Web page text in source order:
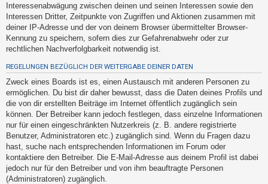
A
k
t
i
v
e
T
h
e
m
e
n
Interessenabwägung zwischen deinen und seinen Interessen sowie den
Interessen Dritter, Zeitpunkte von Zugriffen und Aktionen zusammen mit
deiner IP-Adresse und der von deinem Browser übermittelter Browser-
Kennung zu speichern, sofern dies zur Gefahrenabwehr oder zur
rechtlichen Nachverfolgbarkeit notwendig ist.
REGELUNGEN BEZÜGLICH DER WEITERGABE DEINER DATEN
Zweck eines Boards ist es, einen Austausch mit anderen Personen zu
ermöglichen. Du bist dir daher bewusst, dass die Daten deines Profils und
die von dir erstellten Beiträge im Internet öffentlich zugänglich sein
können. Der Betreiber kann jedoch festlegen, dass einzelne Informationen
nur für einen eingeschränkten Nutzerkreis (z. B. andere registrierte
Benutzer, Administratoren etc.) zugänglich sind. Wenn du Fragen dazu
hast, suche nach entsprechenden Informationen im Forum oder
kontaktiere den Betreiber. Die E-Mail-Adresse aus deinem Profil ist dabei
jedoch nur für den Betreiber und von ihm beauftragte Personen
(Administratoren) zugänglich.